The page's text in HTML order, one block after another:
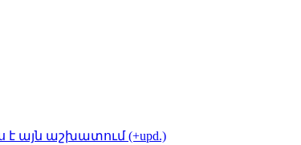
է այն աշխատում (+upd.)